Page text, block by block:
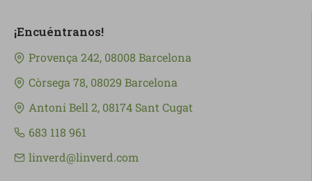
¡Encuéntranos!
Provença 242, 08008 Barcelona
Còrsega 78, 08029 Barcelona
Antoni Bell 2, 08174 Sant Cugat
683 118 961
linverd@linverd.com